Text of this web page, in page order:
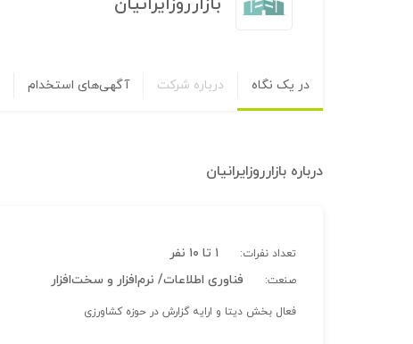
در یک نگاه درباره شرکت آگهی‌های استخدام
درباره بازارروزایرانیان
تعداد نفرات: ۱ تا ۱۰ نفر
صنعت: فناوری اطلاعات/ نرم‌افزار و سخت‌افزار
فعال بخش دیتا و ارایه گزارش در حوزه کشاورزی